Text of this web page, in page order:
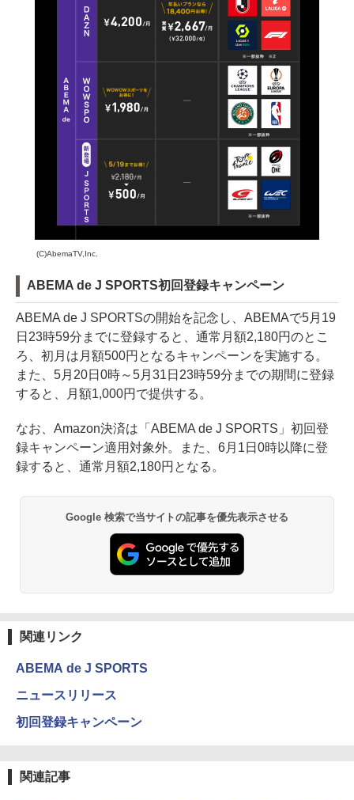
(C)AbemaTV,Inc.
ABEMA de J SPORTS初回登録キャンペーン
ABEMA de J SPORTSの開始を記念し、ABEMAで5月19
日23時59分までに登録すると、通常月額2,180円のとこ
ろ、初月は月額500円となるキャンペーンを実施する。
また、5月20日0時～5月31日23時59分までの期間に登録
すると、月額1,000円で提供する。
なお、Amazon決済は「ABEMA de J SPORTS」初回登
録キャンペーン適用対象外。また、6月1日0時以降に登
録すると、通常月額2,180円となる。
Google 検索で当サイトの記事を優先表示させる
関連リンク
ABEMA de J SPORTS
ニュースリリース
初回登録キャンペーン
関連記事